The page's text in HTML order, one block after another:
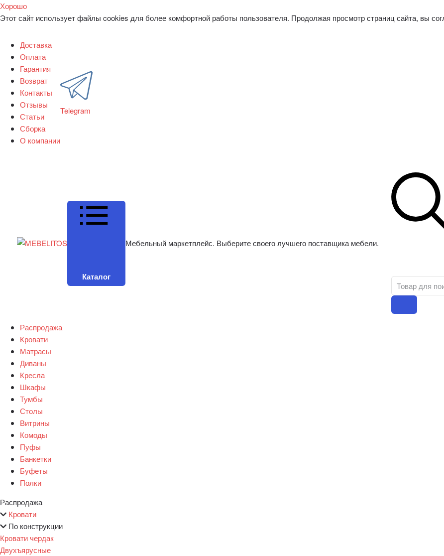
Хорошо
Этот сайт использует файлы cookies для более комфортной работы пользователя. Продолжая просмотр страниц сайта, вы
Доставка
Оплата
Гарантия
Возврат
Контакты
Отзывы
Статьи
Сборка
О компании
Telegram
Каталог
Мебельный маркетплейс. Выберите своего лучшего поставщика мебели.
Распродажа
Кровати
Матрасы
Диваны
Кресла
Шкафы
Тумбы
Столы
Витрины
Комоды
Пуфы
Банкетки
Буфеты
Полки
Распродажа
Кровати
По конструкции
Кровати чердак
Двухъярусные